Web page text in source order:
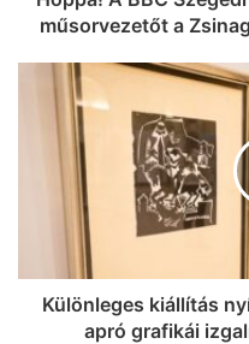
műsorvezetőt a
Különleges kiállítás
apró grafikái